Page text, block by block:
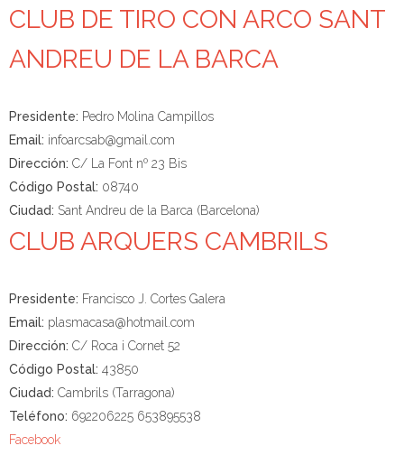
CLUB DE TIRO CON ARCO SANT
ANDREU DE LA BARCA
Presidente: Pedro Molina Campillos
Email: infoarcsab@gmail.com
Dirección: C/ La Font nº 23 Bis
Código Postal: 08740
Ciudad: Sant Andreu de la Barca (Barcelona)
CLUB ARQUERS CAMBRILS
Presidente: Francisco J. Cortes Galera
Email: plasmacasa@hotmail.com
Dirección: C/ Roca i Cornet 52
Código Postal: 43850
Ciudad: Cambrils (Tarragona)
Teléfono: 692206225 653895538
Facebook